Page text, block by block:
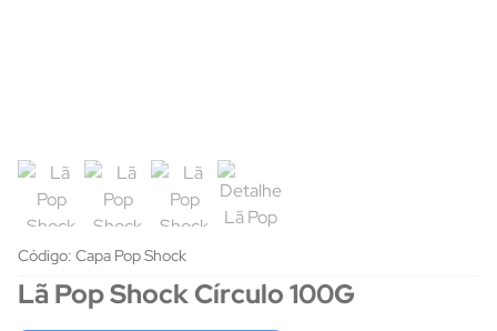
Código: Capa Pop Shock
Lã Pop Shock Círculo 100G